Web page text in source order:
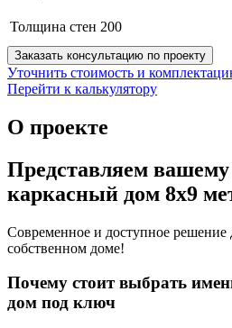
Толщина стен 200
Заказать консультацию по проекту
Уточнить стоимость и
Перейти к калькулятору
О проекте
Представляем
каркасный дом 8х9
Современное и доступное решение
собственном доме!
Почему стоит выбрать
дом под ключ